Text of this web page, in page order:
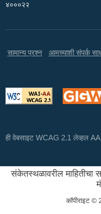
४०००२२
सामान्य प्रश्न आमच्याशी संपर्क
ही वेबसाइट WCAG 2.1 लेव्हल
संकेतस्थळावरील माहितीचा
कॉपीराइट ©